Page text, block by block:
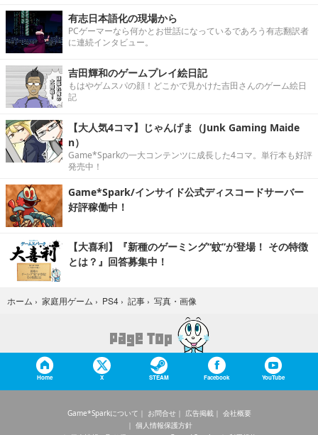
有志日本語化の現場から
PCゲーマーなら何かとお世話になっているであろう有志翻訳者
に連続インタビュー。
吉田輝和のゲームプレイ絵日記
もはやゲムスパの顔！どこかで見かけた吉田さんのゲーム絵日
記
【大人気4コマ】じゃんげま（Junk Gaming Maide
n）
Game*Sparkの一大コンテンツに成長した4コマ。単行本も好評
発売中！
Game*Spark/インサイド公式ディスコードサーバー
好評稼働中！
【大喜利】『新種のゲーミング“蚊”が登場！ その特徴
とは？』回答募集中！
ホーム › 家庭用ゲーム › PS4 › 記事 › 写真・画像
Home X STEAM Facebook YouTube
Game*Sparkについて お問合せ 広告掲載
会社概要
個人情報保護方針